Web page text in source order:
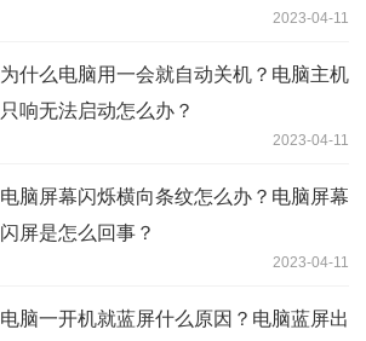
2023-04-11
为什么电脑用一会就自动关机？电脑主机
只响无法启动怎么办？
2023-04-11
电脑屏幕闪烁横向条纹怎么办？电脑屏幕
闪屏是怎么回事？
2023-04-11
电脑一开机就蓝屏什么原因？电脑蓝屏出